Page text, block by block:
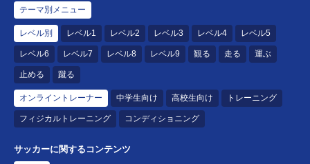
テーマ別メニュー
レベル別 レベル1 レベル2 レベル3 レベル4 レベル5
レベル6 レベル7 レベル8 レベル9 観る 走る 運ぶ
止める 蹴る
オンライントレーナー 中学生向け 高校生向け トレーニング
フィジカルトレーニング コンディショニング
サッカーに関するコンテンツ